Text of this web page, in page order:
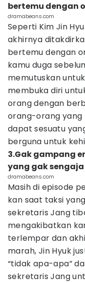
bertemu dengan
dramabeans.com
Seperti Kim Jin
akhirnya
bertemu dengan
kamu duga
memutuskan untuk
membuka diri
orang dengan
orang-orang yang
dapat sesuatu
berguna untuk
3.Gak gampang
yang gak
dramabeans.com
Masih di episode
kan saat taksi
sekretaris Jang
mengakibatkan
terlempar dan
marah, Jin Hyuk
“tidak apa-apa”
sekretaris Jang